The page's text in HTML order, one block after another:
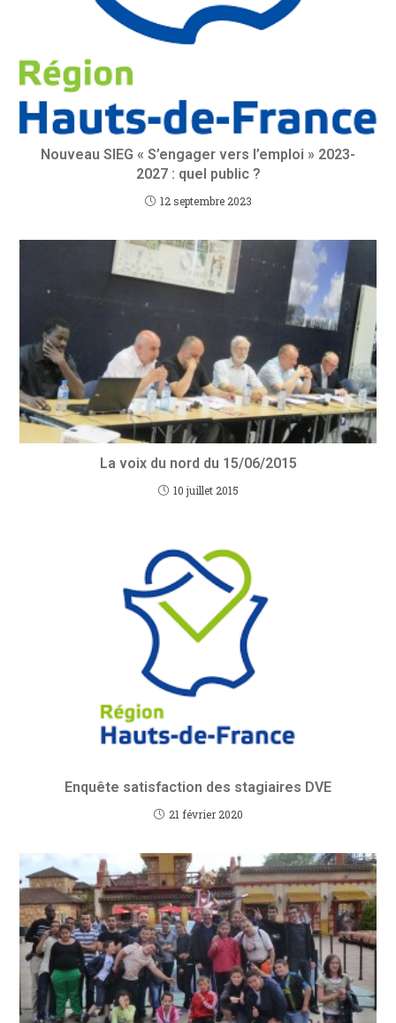
Nouveau SIEG « S’engager vers l’emploi » 2023-
2027 : quel public ?
12 septembre 2023
La voix du nord du 15/06/2015
10 juillet 2015
Enquête satisfaction des stagiaires DVE
21 février 2020